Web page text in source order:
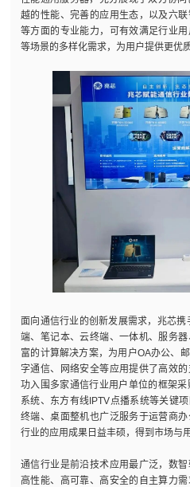
越的性能、完善的应用生态，以及六
等方面的专业能力，可有效满足行业
等场景的多样化需求，为用户提供更优
面向通信行业的创新发展需求，兆芯
端、笔记本、云终端、一体机、服务
富的计算解决方案，为用户OA办公、
字通信、网络安全等应用提供了高效
功入围多家通信行业用户单位的框架
系统、东方有线IPTV点播系统等关键
终端、桌面整机也广泛服务于运营商
行业的应用成果日益丰硕，得到市场与
通信行业是前沿技术应用最广泛，数
高性能、高可靠、高安全的自主算力